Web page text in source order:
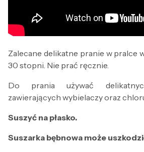
Zalecane delikatne pranie w pralce
30 stopni. Nie prać ręcznie.
Do prania używać
zawierających wybielaczy oraz
Suszyć na płasko.
Suszarka bębnowa może